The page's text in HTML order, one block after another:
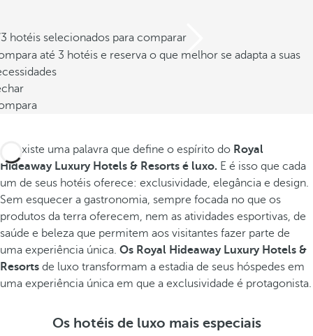
hotéis selecionados para comparar
até 3 hotéis e reserva o que melhor se adapta a suas
Se existe uma palavra que define o espírito do Royal
Hideaway Luxury Hotels & Resorts é luxo. E é isso que cada
um de seus hotéis oferece: exclusividade, elegância e design.
Sem esquecer a gastronomia, sempre focada no que os
produtos da terra oferecem, nem as atividades esportivas, de
saúde e beleza que permitem aos visitantes fazer parte de
uma experiência única. Os Royal Hideaway Luxury Hotels &
Resorts de luxo transformam a estadia de seus hóspedes em
uma experiência única em que a exclusividade é protagonista.
Os hotéis de luxo mais especiais